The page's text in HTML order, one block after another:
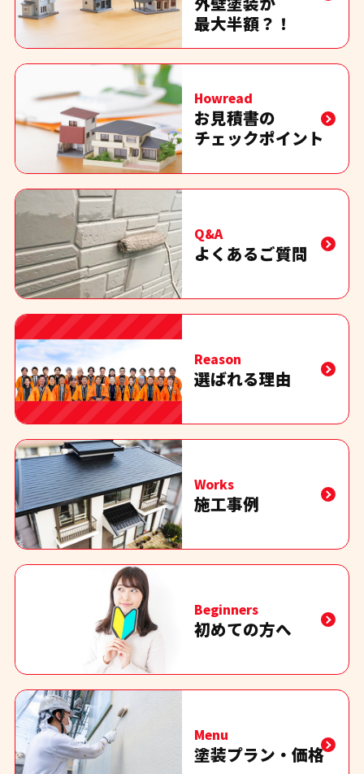
最大半額？！
Howread
お見積書の
チェックポイント
Q&A
よくあるご質問
Reason
選ばれる理由
Works
施工事例
Beginners
初めての方へ
Menu
塗装プラン・価格